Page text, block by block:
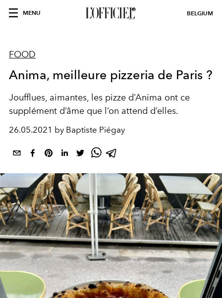
MENU BELGIUM
FOOD
Anima, meilleure pizzeria de Paris ?
Joufflues, aimantes, les pizze d’Anima ont ce
supplément d’âme que l’on attend d’elles.
26.05.2021 by Baptiste Piégay